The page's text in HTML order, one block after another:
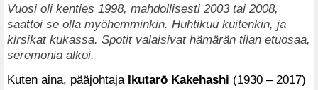
Vuosi oli kenties 1998, mahdollisesti 2003 tai 2008,
saattoi se olla myöhemminkin. Huhtikuu kuitenkin, ja
kirsikat kukassa. Spotit valaisivat hämärän tilan etuosaa,
seremonia alkoi.
Kuten aina, pääjohtaja Ikutarō Kakehashi (1930 – 2017)